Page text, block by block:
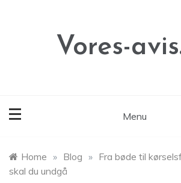
Vores-
Menu
Home » Blog » Fra bøde til
skal du undgå